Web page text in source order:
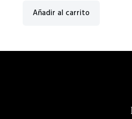
Añadir al carrito